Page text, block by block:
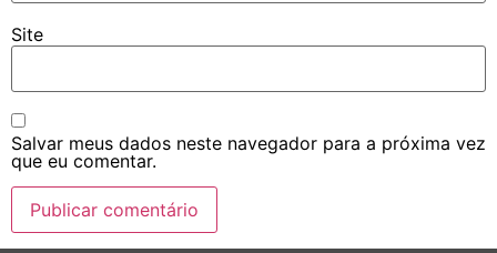
Site
Salvar meus dados neste navegador para a próxima vez
que eu comentar.